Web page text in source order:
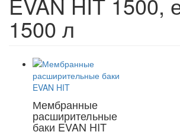
1500 л
Мембранные
расширительные
баки EVAN HIT